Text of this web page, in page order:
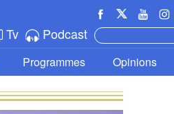
Tv Podcast
Programmes Opinions